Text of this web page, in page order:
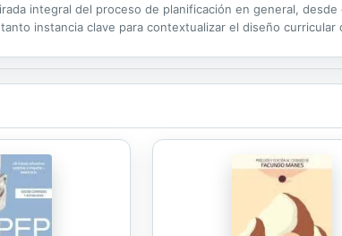
integral del proceso de planificación en general,
instancia clave para contextualizar el diseño